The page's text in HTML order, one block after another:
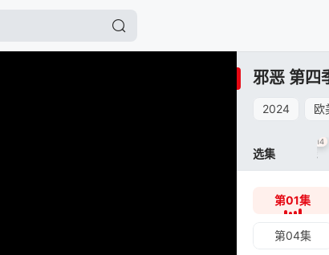
我的观影记录
邪恶 第四
2024 欧
选集
14
第01集
第04集